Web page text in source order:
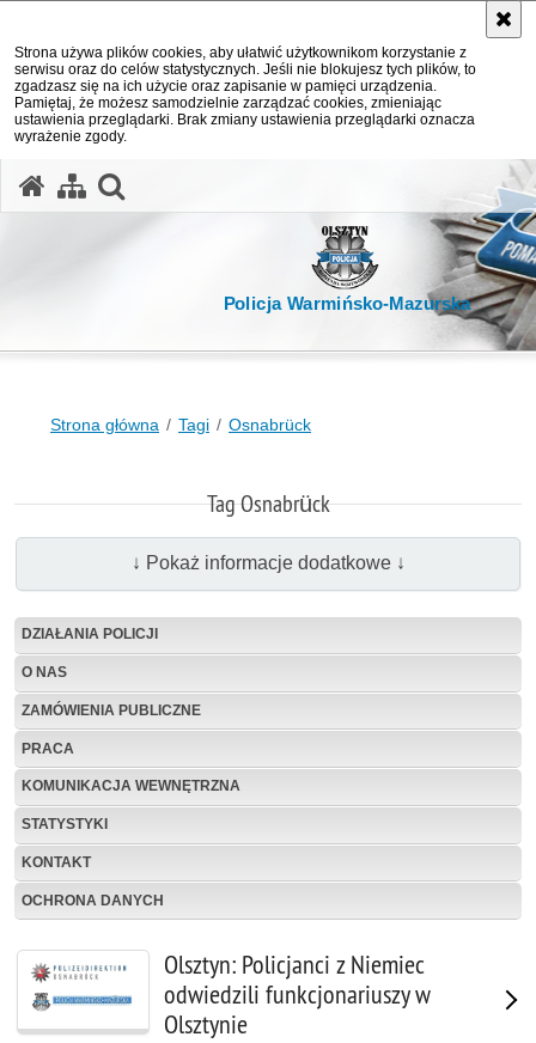
Strona używa plików cookies, aby ułatwić użytkownikom korzystanie z
serwisu oraz do celów statystycznych. Jeśli nie blokujesz tych plików, to
zgadzasz się na ich użycie oraz zapisanie w pamięci urządzenia.
Pamiętaj, że możesz samodzielnie zarządzać cookies, zmieniając
ustawienia przeglądarki. Brak zmiany ustawienia przeglądarki oznacza
wyrażenie zgody.
Policja Warmińsko-Mazurska
Strona główna Tagi Osnabrück
Tag Osnabrück
↓ Pokaż informacje dodatkowe ↓
DZIAŁANIA POLICJI
O NAS
ZAMÓWIENIA PUBLICZNE
PRACA
KOMUNIKACJA WEWNĘTRZNA
STATYSTYKI
KONTAKT
OCHRONA DANYCH
Olsztyn: Policjanci z Niemiec
odwiedzili funkcjonariuszy w
Olsztynie